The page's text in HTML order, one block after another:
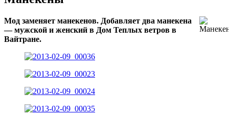
Мод заменяет манекенов. Добавляет два манекена
— мужской и женский в Дом Теплых ветров в
Вайтране.